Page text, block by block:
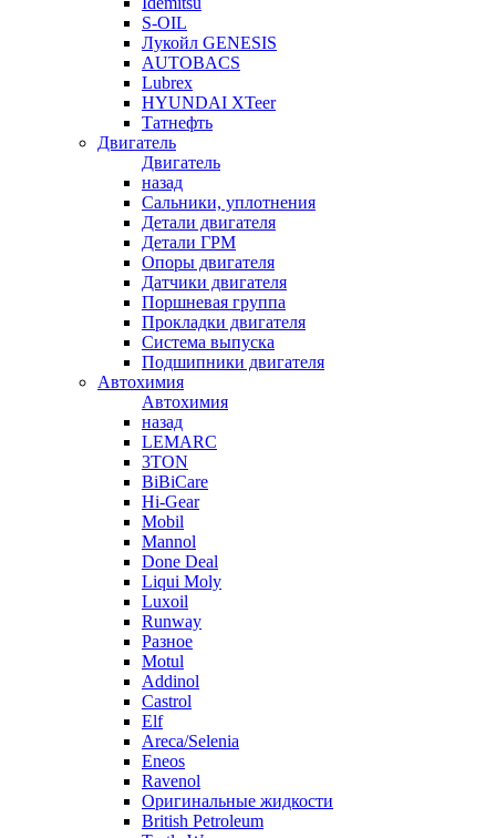
S-OIL
Лукойл GENESIS
AUTOBACS
Lubrex
HYUNDAI XTeer
Татнефть
Двигатель
Двигатель
назад
Сальники, уплотнения
Детали двигателя
Детали ГРМ
Опоры двигателя
Датчики двигателя
Поршневая группа
Прокладки двигателя
Система выпуска
Подшипники двигателя
Автохимия
Автохимия
назад
LEMARC
3TON
BiBiCare
Hi-Gear
Mobil
Mannol
Done Deal
Liqui Moly
Luxoil
Runway
Разное
Motul
Addinol
Castrol
Elf
Areca/Selenia
Eneos
Ravenol
Оригинальные жидкости
British Petroleum